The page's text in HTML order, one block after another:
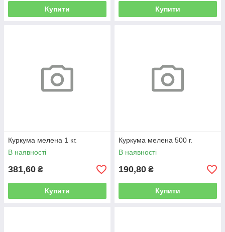
Купити Купити
Куркума мелена 1 кг.
В наявності
381,60 ₴
Купити
Куркума мелена 500 г.
В наявності
190,80 ₴
Купити